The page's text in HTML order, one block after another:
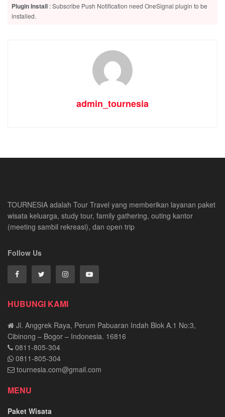
Plugin Install : Subscribe Push Notification need OneSignal plugin to be
installed.
admin_tournesia
TOURNESIA adalah Tour Travel yang memberikan layanan paket
wisata keluarga, study tour, family gathering, outing kantor
(meeting sambil rekreasi), dan open trip
Follow Us
HUBUNGI KAMI
Jl. Anggrek Raya, Perum Pabuaran Indah Blok A.1 No:3,
Cibinong – Bogor – Indonesia. 16816
0811-805-304
0811-805-304
tournesia.com@gmail.com
MENU
Paket Wisata